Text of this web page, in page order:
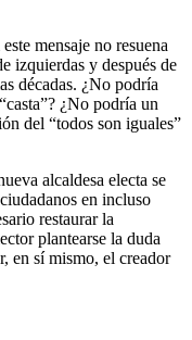
mensaje no resuena
izquierdas y después de
décadas. ¿No podría
¿No podría un
del “todos son iguales”
alcaldesa electa se
en incluso
restaurar la
plantearse la duda
en sí mismo, el creador